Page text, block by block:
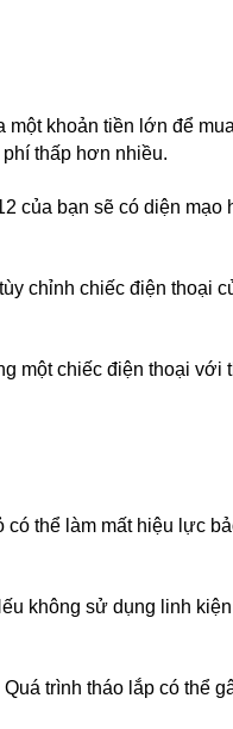
một khoản tiền lớn để
thấp hơn nhiều.
của bạn sẽ có diện
chỉnh chiếc điện thoại
một chiếc điện thoại
có thể làm mất hiệu lực
không sử dụng linh
trình tháo lắp có thể